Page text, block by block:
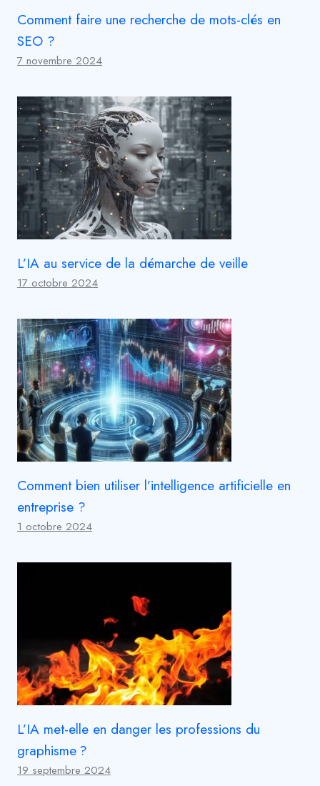
Comment faire une recherche de mots-clés en
SEO ?
7 novembre 2024
L’IA au service de la démarche de veille
17 octobre 2024
Comment bien utiliser l’intelligence artificielle en
entreprise ?
1 octobre 2024
L’IA met-elle en danger les professions du
graphisme ?
19 septembre 2024